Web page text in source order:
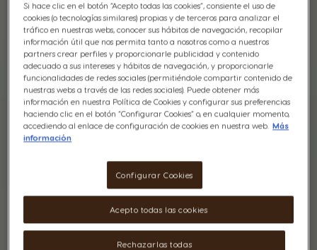
Si hace clic en el botón “Acepto todas las cookies”, consiente el uso de
cookies (o tecnologías similares) propias y de terceros para analizar el
tráfico en nuestras webs, conocer sus hábitos de navegación, recopilar
información útil que nos permita tanto a nosotros como a nuestros
partners crear perfiles y proporcionarle publicidad y contenido
adecuado a sus intereses y hábitos de navegación, y proporcionarle
funcionalidades de redes sociales (permitiéndole compartir contenido de
nuestras webs a través de las redes sociales). Puede obtener más
información en nuestra Política de Cookies y configurar sus preferencias
haciendo clic en el botón “Configurar Cookies” o, en cualquier momento,
accediendo al enlace de configuración de cookies en nuestra web. Más
información
Configurar Cookies
Rechazarlas todas
Acepto todas las cookies